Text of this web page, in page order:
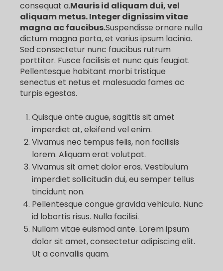
consequat a.Mauris id aliquam dui, vel
aliquam metus. Integer dignissim vitae
magna ac faucibus.Suspendisse ornare nulla
dictum magna porta, et varius ipsum lacinia.
Sed consectetur nunc faucibus rutrum
porttitor. Fusce facilisis et nunc quis feugiat.
Pellentesque habitant morbi tristique
senectus et netus et malesuada fames ac
turpis egestas.
Quisque ante augue, sagittis sit amet
imperdiet at, eleifend vel enim.
Vivamus nec tempus felis, non facilisis
lorem. Aliquam erat volutpat.
Vivamus sit amet dolor eros. Vestibulum
imperdiet sollicitudin dui, eu semper tellus
tincidunt non.
Pellentesque congue gravida vehicula. Nunc
id lobortis risus. Nulla facilisi.
Nullam vitae euismod ante. Lorem ipsum
dolor sit amet, consectetur adipiscing elit.
Ut a convallis quam.